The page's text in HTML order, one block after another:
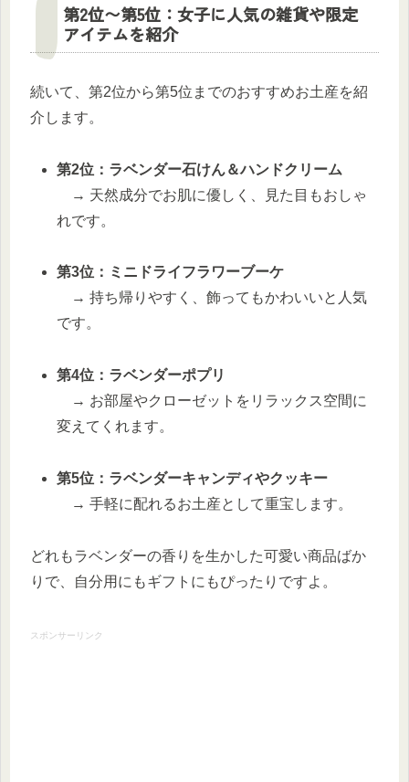
第2位〜第5位：女子に人気の雑貨や限定
アイテムを紹介
続いて、第2位から第5位までのおすすめお土産を紹
介します。
第2位：ラベンダー石けん＆ハンドクリーム
→ 天然成分でお肌に優しく、見た目もおしゃ
れです。
第3位：ミニドライフラワーブーケ
→ 持ち帰りやすく、飾ってもかわいいと人気
です。
第4位：ラベンダーポプリ
→ お部屋やクローゼットをリラックス空間に
変えてくれます。
第5位：ラベンダーキャンディやクッキー
→ 手軽に配れるお土産として重宝します。
どれもラベンダーの香りを生かした可愛い商品ばか
りで、自分用にもギフトにもぴったりですよ。
スポンサーリンク